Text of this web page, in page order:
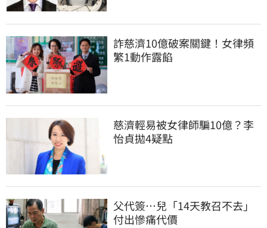
詐慈濟10億破案關鍵！女律頻
繁1動作露餡
慈濟輕易被女律師騙10億？李
怡貞拋4疑點
父代簽…兒「14天教召不去」
付出慘痛代價